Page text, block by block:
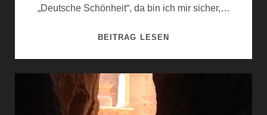
„Deutsche Schönheit“, da bin ich mir sicher,…
BEITRAG LESENDEUTSCHE